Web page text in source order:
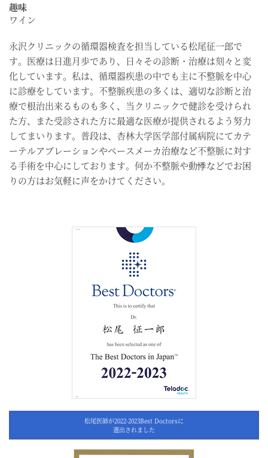
趣味
ワイン
永沢クリニックの循環器検査を担当している松尾征一郎で
す。医療は日進月歩であり、日々その診断・治療は刻々と変
化しています。私は、循環器疾患の中でも主に不整脈を中心
に診療をしています。不整脈疾患の多くは、適切な診断と治
療で根治出来るものも多く、当クリニックで健診を受けられ
た方、また受診された方に最適な医療が提供されるよう努力
してまいります。普段は、杏林大学医学部付属病院にてカテ
ーテルアブレーションやペースメーカ治療など不整脈に対す
る手術を中心にしております。何か不整脈や動悸などでお困
りの方はお気軽に声をかけてください。
松尾医師が2022-2023Best Doctorsに
選出されました